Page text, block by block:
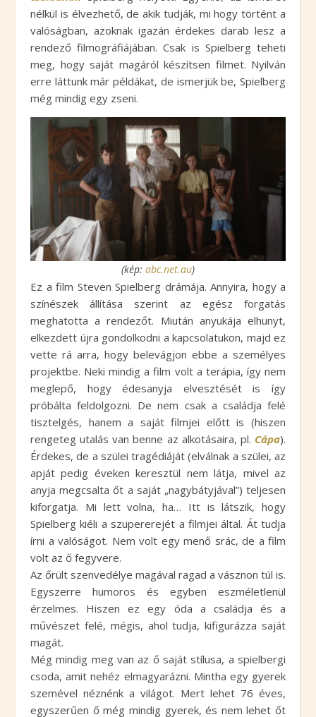
nélkül is élvezhető, de akik tudják, mi hogy történt a
valóságban, azoknak igazán érdekes darab lesz a
rendező filmográfiájában. Csak is Spielberg teheti
meg, hogy saját magáról készítsen filmet. Nyilván
erre láttunk már példákat, de ismerjük be, Spielberg
még mindig egy zseni.
(kép: abc.net.au)
Ez a film Steven Spielberg drámája. Annyira, hogy a
színészek állítása szerint az egész forgatás
meghatotta a rendezőt. Miután anyukája elhunyt,
elkezdett újra gondolkodni a kapcsolatukon, majd ez
vette rá arra, hogy belevágjon ebbe a személyes
projektbe. Neki mindig a film volt a terápia, így nem
meglepő, hogy édesanyja elvesztését is így
próbálta feldolgozni. De nem csak a családja felé
tisztelgés, hanem a saját filmjei előtt is (hiszen
rengeteg utalás van benne az alkotásaira, pl. Cápa).
Érdekes, de a szülei tragédiáját (elválnak a szülei, az
apját pedig éveken keresztül nem látja, mivel az
anyja megcsalta őt a saját „nagybátyjával”) teljesen
kiforgatja. Mi lett volna, ha… Itt is látszik, hogy
Spielberg kiéli a szupererejét a filmjei által. Át tudja
írni a valóságot. Nem volt egy menő srác, de a film
volt az ő fegyvere.
Az őrült szenvedélye magával ragad a vásznon túl is.
Egyszerre humoros és egyben eszméletlenül
érzelmes. Hiszen ez egy óda a családja és a
művészet felé, mégis, ahol tudja, kifigurázza saját
magát.
Még mindig meg van az ő saját stílusa, a spielbergi
csoda, amit nehéz elmagyarázni. Mintha egy gyerek
szemével néznénk a világot. Mert lehet 76 éves,
egyszerűen ő még mindig gyerek, és nem lehet őt